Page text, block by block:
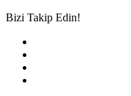
Bizi Takip Edin!